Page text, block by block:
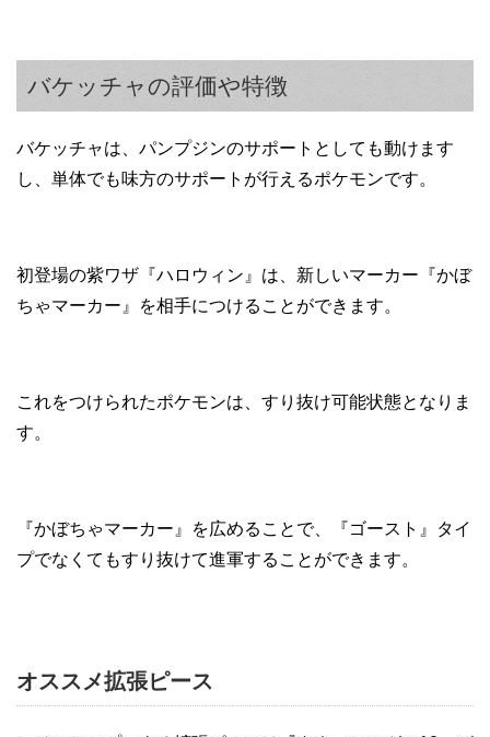
バケッチャの評価や特徴
バケッチャは、パンプジンのサポートとしても動けます
し、単体でも味方のサポートが行えるポケモンです。
初登場の紫ワザ『ハロウィン』は、新しいマーカー『かぼ
ちゃマーカー』を相手につけることができます。
これをつけられたポケモンは、すり抜け可能状態となりま
す。
『かぼちゃマーカー』を広めることで、『ゴースト』タイ
プでなくてもすり抜けて進軍することができます。
オススメ拡張ピース